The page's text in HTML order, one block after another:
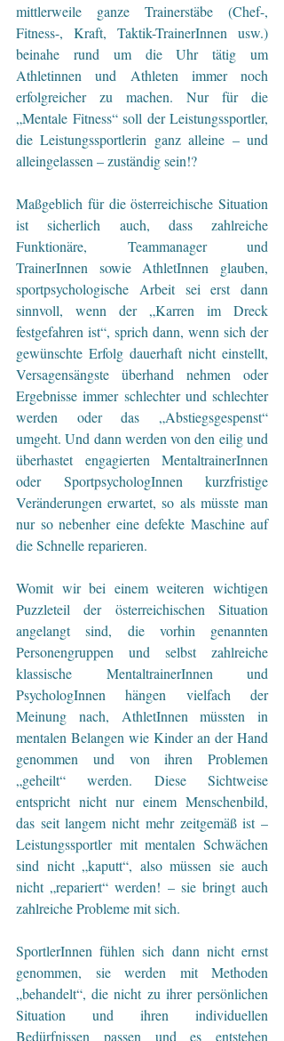
mittlerweile ganze Trainerstäbe (Chef-,
Fitness-, Kraft, Taktik-TrainerInnen usw.)
beinahe rund um die Uhr tätig um
Athletinnen und Athleten immer noch
erfolgreicher zu machen. Nur für die
„Mentale Fitness“ soll der Leistungssportler,
die Leistungssportlerin ganz alleine – und
alleingelassen – zuständig sein!?
Maßgeblich für die österreichische Situation
ist sicherlich auch, dass zahlreiche
Funktionäre, Teammanager und
TrainerInnen sowie AthletInnen glauben,
sportpsychologische Arbeit sei erst dann
sinnvoll, wenn der „Karren im Dreck
festgefahren ist“, sprich dann, wenn sich der
gewünschte Erfolg dauerhaft nicht einstellt,
Versagensängste überhand nehmen oder
Ergebnisse immer schlechter und schlechter
werden oder das „Abstiegsgespenst“
umgeht. Und dann werden von den eilig und
überhastet engagierten MentaltrainerInnen
oder SportpsychologInnen kurzfristige
Veränderungen erwartet, so als müsste man
nur so nebenher eine defekte Maschine auf
die Schnelle reparieren.
Womit wir bei einem weiteren wichtigen
Puzzleteil der österreichischen Situation
angelangt sind, die vorhin genannten
Personengruppen und selbst zahlreiche
klassische MentaltrainerInnen und
PsychologInnen hängen vielfach der
Meinung nach, AthletInnen müssten in
mentalen Belangen wie Kinder an der Hand
genommen und von ihren Problemen
„geheilt“ werden. Diese Sichtweise
entspricht nicht nur einem Menschenbild,
das seit langem nicht mehr zeitgemäß ist –
Leistungssportler mit mentalen Schwächen
sind nicht „kaputt“, also müssen sie auch
nicht „repariert“ werden! – sie bringt auch
zahlreiche Probleme mit sich.
SportlerInnen fühlen sich dann nicht ernst
genommen, sie werden mit Methoden
„behandelt“, die nicht zu ihrer persönlichen
Situation und ihren individuellen
Bedürfnissen passen und es entstehen